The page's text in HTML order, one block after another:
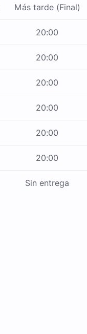
Más tarde (Final)
20:00
20:00
20:00
20:00
20:00
20:00
Sin entrega